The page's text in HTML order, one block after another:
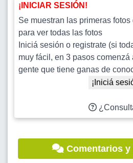
¡INICIAR SESIÓN!
Se muestran las primeras
para ver todas las fotos
Iniciá sesión o registrate (si
muy fácil, en 3 pasos comenzá
gente que tiene ganas de
¡Iniciá
Comentarios y